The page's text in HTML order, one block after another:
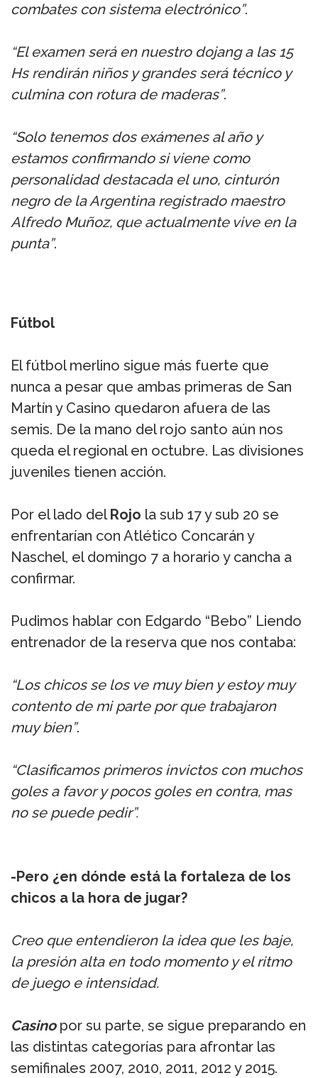
combates con sistema electrónico”.
“El examen será en nuestro dojang a las 15
Hs rendirán niños y grandes será técnico y
culmina con rotura de maderas”.
“Solo tenemos dos exámenes al año y
estamos confirmando si viene como
personalidad destacada el uno, cinturón
negro de la Argentina registrado maestro
Alfredo Muñoz, que actualmente vive en la
punta”.
Fútbol
El fútbol merlino sigue más fuerte que
nunca a pesar que ambas primeras de San
Martín y Casino quedaron afuera de las
semis. De la mano del rojo santo aún nos
queda el regional en octubre. Las divisiones
juveniles tienen acción.
Por el lado delRojo la sub 17 y sub 20 se
enfrentarían con Atlético Concarán y
Naschel, el domingo 7 a horario y cancha a
confirmar.
Pudimos hablar con Edgardo “Bebo” Liendo
entrenador de la reserva que nos contaba:
“Los chicos se los ve muy bien y estoy muy
contento de mi parte por que trabajaron
muy bien”.
“Clasificamos primeros invictos con muchos
goles a favor y pocos goles en contra, mas
no se puede pedir”.
-Pero ¿en dónde está la fortaleza de los
chicos a la hora de jugar?
Creo que entendieron la idea que les baje,
la presión alta en todo momento y el ritmo
de juego e intensidad.
Casinopor su parte, se sigue preparando en
las distintas categorías para afrontar las
semifinales 2007, 2010, 2011, 2012 y 2015.